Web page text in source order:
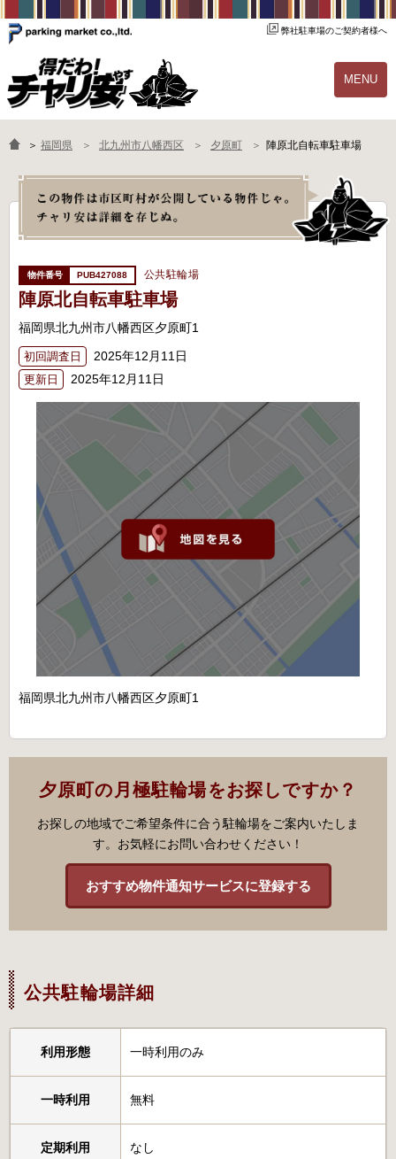
弊社駐車場のご契約者様へ
MENU
物件一覧 ご契約の流れ
よくあるご質問 駐輪場オーナー様へ
＞ 福岡県 北九州市八幡西区 夕原町 陣原北自転車駐車場
PUB427088 公共駐輪場
陣原北自転車駐車場
福岡県北九州市八幡西区夕原町1
初回調査日 2025年12月11日
更新日 2025年12月11日
福岡県北九州市八幡西区夕原町1
夕原町の月極駐輪場をお探しですか？
お探しの地域でご希望条件に合う駐輪場をご案内いたしま
す。お気軽にお問い合わせください！
おすすめ物件通知サービスに登録する
公共駐輪場詳細
利用形態 一時利用のみ
一時利用 無料
定期利用 なし